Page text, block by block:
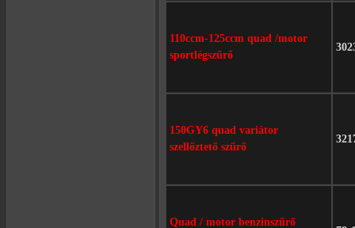
110ccm-125ccm quad /motor
sportlégszűrő
150GY6 quad variátor
szellőztető szűrő
Quad / motor benzinszűrő